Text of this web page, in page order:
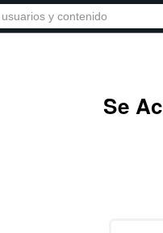
INICIO ARTISTAS
Se